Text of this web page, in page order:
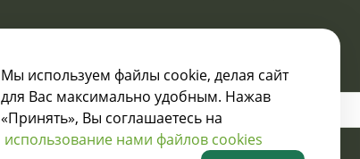
Узнавайте о скидках
и акциях:
Мы используем файлы cookie, делая сайт
для Вас максимально удобным. Нажав
«Принять», Вы соглашаетесь на
использование нами файлов cookies